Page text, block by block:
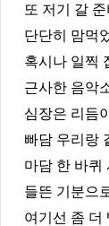
또 저기 갈 준
단단히 맘먹
혹시나 일찍
근사한 음악
심장은 리듬
빠담 우리랑
마담 한 바퀴
들뜬 기분으
여기선 좀 더